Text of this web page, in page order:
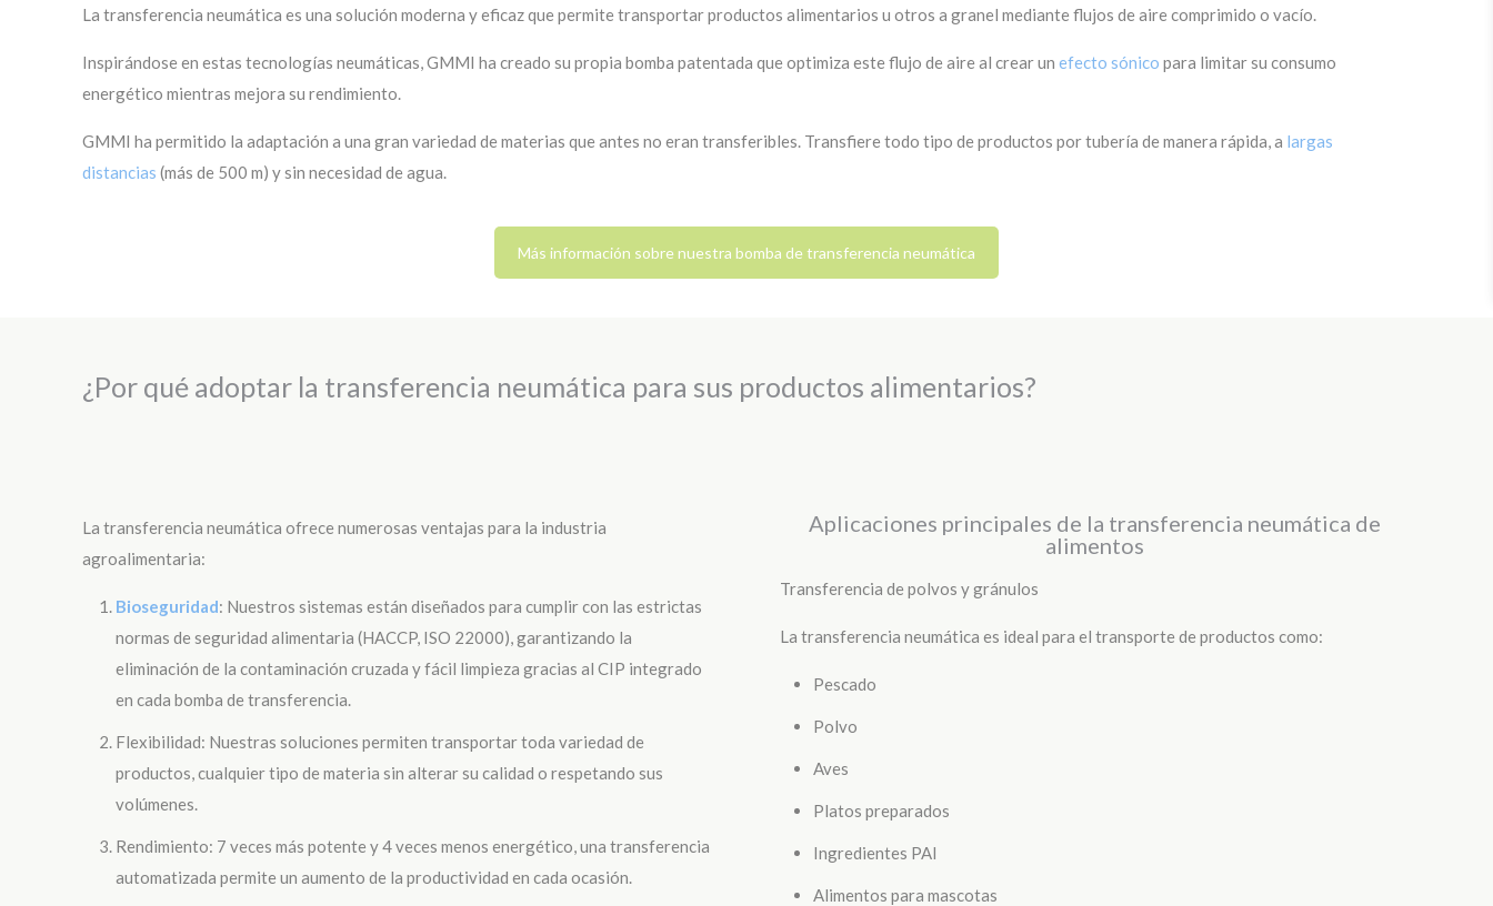
La transferencia neumática es una solución moderna y eficaz que permite transportar productos alimentarios u otros a granel mediante flujos de aire comprimido o vacío.
Inspirándose en estas tecnologías neumáticas, GMMI ha creado su propia bomba patentada que optimiza este flujo de aire al crear unefecto sónico para limitar su consumo
energético mientras mejora su rendimiento.
GMMI ha permitido la adaptación a una gran variedad de materias que antes no eran transferibles. Transfiere todo tipo de productos por tubería de manera rápida, a largas
distancias (más de 500 m) y sin necesidad de agua.
Más información sobre nuestra bomba de transferencia neumática
¿Por qué adoptar la transferencia neumática para sus productos alimentarios?
La transferencia neumática ofrece numerosas ventajas para la industria
agroalimentaria:
Bioseguridad: Nuestros sistemas están diseñados para cumplir con las estrictas
normas de seguridad alimentaria (HACCP, ISO 22000), garantizando la
eliminación de la contaminación cruzada y fácil limpieza gracias al CIP integrado
en cada bomba de transferencia.
Flexibilidad: Nuestras soluciones permiten transportar toda variedad de
productos, cualquier tipo de materia sin alterar su calidad o respetando sus
volúmenes.
Rendimiento: 7 veces más potente y 4 veces menos energético, una transferencia
automatizada permite un aumento de la productividad en cada ocasión.
Aplicaciones principales de la transferencia neumática de
alimentos
Transferencia de polvos y gránulos
La transferencia neumática es ideal para el transporte de productos como:
Pescado
Polvo
Aves
Platos preparados
Ingredientes PAI
Alimentos para mascotas